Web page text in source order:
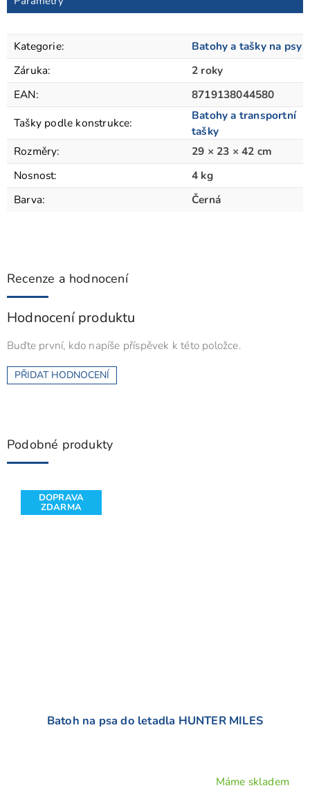
Kategorie:
Batohy a tašky na psy
Záruka:
2 roky
EAN:
8719138044580
Tašky podle konstrukce:
Batohy a transportní
tašky
Rozměry:
29 × 23 × 42 cm
Nosnost:
4 kg
Barva: Černá
Recenze a hodnocení
Hodnocení produktu
Buďte první, kdo napíše příspěvek k této položce.
PŘIDAT HODNOCENÍ
Podobné produkty
DOPRAVA
ZDARMA
Batoh na psa do letadla HUNTER MILES
Máme skladem